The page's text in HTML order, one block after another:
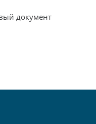
документ